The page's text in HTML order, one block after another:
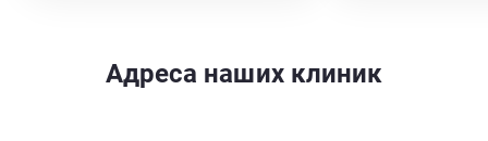
Адреса наших клиник